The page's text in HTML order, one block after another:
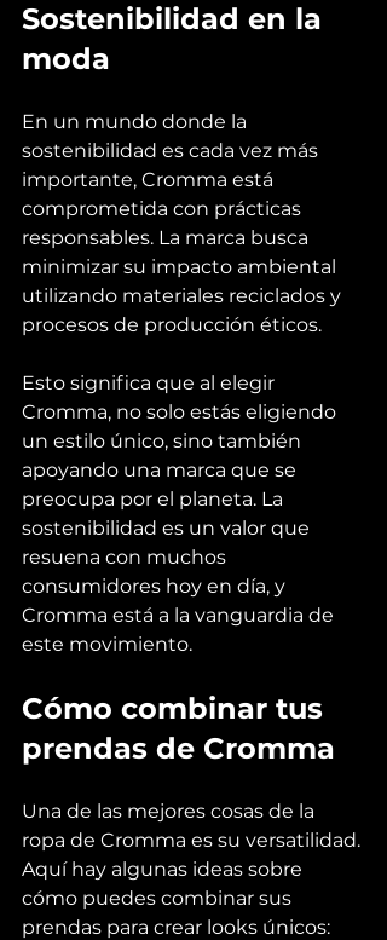
Sostenibilidad en la
moda
En un mundo donde la
sostenibilidad es cada vez más
importante, Cromma está
comprometida con prácticas
responsables. La marca busca
minimizar su impacto ambiental
utilizando materiales reciclados y
procesos de producción éticos.
Esto significa que al elegir
Cromma, no solo estás eligiendo
un estilo único, sino también
apoyando una marca que se
preocupa por el planeta. La
sostenibilidad es un valor que
resuena con muchos
consumidores hoy en día, y
Cromma está a la vanguardia de
este movimiento.
Cómo combinar tus
prendas de Cromma
Una de las mejores cosas de la
ropa de Cromma es su versatilidad.
Aquí hay algunas ideas sobre
cómo puedes combinar sus
prendas para crear looks únicos: